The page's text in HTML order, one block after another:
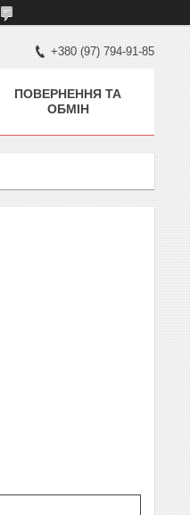
+380 (97) 794-91-85
ПОВЕРНЕННЯ ТА
ОБМІН